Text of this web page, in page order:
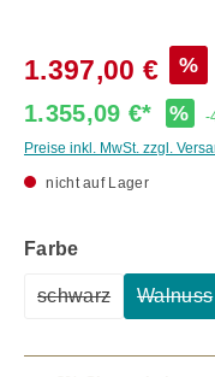
1.397,00 € %
1.355,09 €* % -
Preise inkl. MwSt. zzgl.
nicht auf Lager
Farbeauswählen
schwarz Walnuss